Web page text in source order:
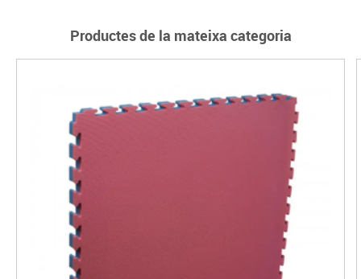
Productes de la mateixa categoria